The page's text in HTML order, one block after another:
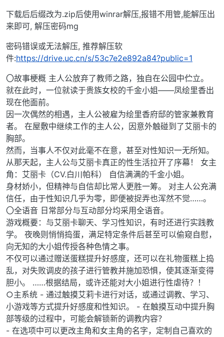
下载后后缀改为.zip后使用winrar解压,报错不用管,能解压出
来即可, 解压密码mg
密码错误或无法解压, 推荐解压软
件:https://drive.uc.cn/s/53c7e2e892a84?public=1
〇故事梗概 主人公放弃了教师之路，独自在公园中伫立。
就在此时，一位就读于贵族女校的千金小姐——凤绘里香出
现在他面前。
因一次偶然的相遇，主人公被雇为绘里香府邸的管家兼教育
者。 在屋敷中继续工作的主人公，因意外触碰到了艾丽卡的
胸部。
然而，当事人不仅对此毫不在意，甚至对性知识一无所知。
从那天起，主人公与艾丽卡真正的性生活拉开了序幕！ 女主
角：艾丽卡（CV.白川帕科） 自信满满的千金小姐。
身材娇小，但精神与自信却比常人更胜一筹。 对主人公充满
信任，由于性知识几乎为零，即便被捉弄也浑然不觉……。
〇全语音 日常部分与互动部分均采用全语音。
游戏概要：与艾丽卡聊天、学习性知识，有时还进行实践教
学。 夜晚则悄悄捣蛋，满足特定条件后甚至可以偷窥自慰，
向无知的大小姐传授各种色情之事。
不仅可以通过赠送蛋糕提升好感度，还可以在礼物蛋糕上捣
乱，对失败调皮的孩子进行管教并施加恐惧，使其逐渐变得
胆小。 ……根据结局，或许还能对大小姐进行性虐待？！
○主系统 - 通过触摸艾莉卡进行对话，或通过调教、学习、
小游戏等方式提升好感度和性知识。 - 在触摸互动中提升胸
部等级的过程中，可能会解锁新的调教内容？
- 在选项中可以更改主角和女主角的名字，定制自己喜欢的